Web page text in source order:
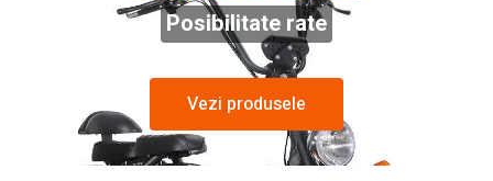
Posibilitate rate
Vezi produsele